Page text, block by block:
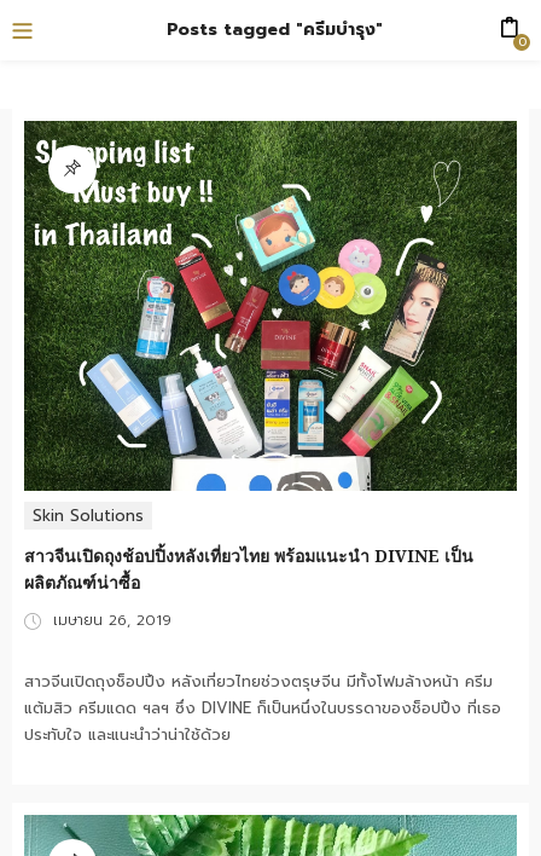
Posts tagged "ครีมบำรุง" 0
Skin Solutions
สาวจีนเปิดถุงช้อปปิ้งหลังเที่ยวไทย พร้อมแนะนำ DIVINE เป็น
ผลิตภัณฑ์น่าซื้อ
Posted
เมษายน 26, 2019
สาวจีนเปิดถุงช็อปปิ้ง หลังเที่ยวไทยช่วงตรุษจีน มีทั้งโฟมล้างหน้า ครีม
แต้มสิว ครีมแดด ฯลฯ ซึ่ง DIVINE ก็เป็นหนึ่งในบรรดาของช็อปปิ้ง ที่เธอ
ประทับใจ และแนะนำว่าน่าใช้ด้วย